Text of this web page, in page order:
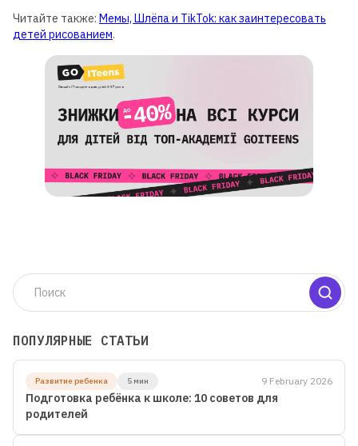
Читайте также: Мемы, Шлёпа и TikTok: как заинтересовать
детей рисованием.
ПОПУЛЯРНЫЕ СТАТЬИ
Развитие ребенка 5 мин 9 February 2026
Подготовка ребёнка к школе: 10 советов для
родителей
ВМЕСТО ЛЕТА В ТЕЛЕФОНЕ -
8+ ГОТОВЫХ ПРОЕКТОВ ЗА 4
НЕДЕЛИ
Подробнее